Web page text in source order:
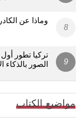
وماذا عن
تركيا تطور
الصور
مواضيع الكتاب